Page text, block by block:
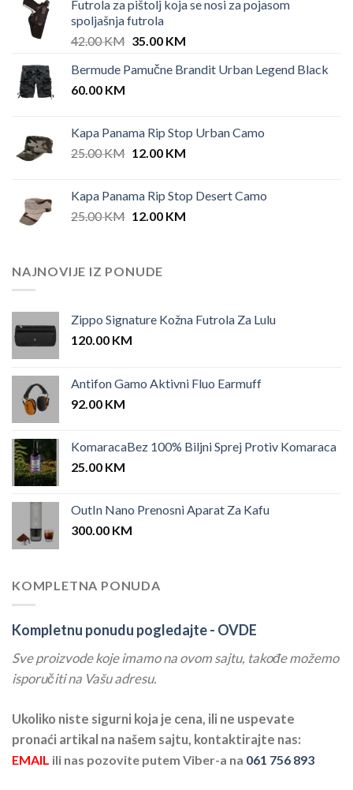
Futrola za pištolj koja se nosi za pojasom
spoljašnja futrola
42.00KM Original
was:
35.00 KMCurrent
is:
Bermude Pamučne Brandit Urban Legend Black
60.00 KM
Kapa Panama Rip Stop Urban Camo
25.00KM Original
25.00 KM.
12.00 KMCurrent
12.00 KM.
Kapa Panama Rip Stop Desert Camo
25.00KM Original
25.00 KM.
12.00 KMCurrent
NAJNOVIJE IZ PONUDE
Zippo Signature Kožna Futrola Za Lulu
120.00 KM
Antifon Gamo Aktivni Fluo Earmuff
92.00 KM
KomaracaBez 100% Biljni Sprej Protiv Komaraca
25.00 KM
OutIn Nano Prenosni Aparat Za Kafu
300.00 KM
KOMPLETNA PONUDA
Kompletnu ponudu pogledajte - OVDE
Sve proizvode koje imamo na ovom sajtu, takođe možemo
isporučiti na Vašu adresu.
Ukoliko niste sigurni koja je cena, ili ne uspevate
pronaći artikal na našem sajtu, kontaktirajte nas:
EMAIL ili nas pozovite putem Viber-a na 061 756 893